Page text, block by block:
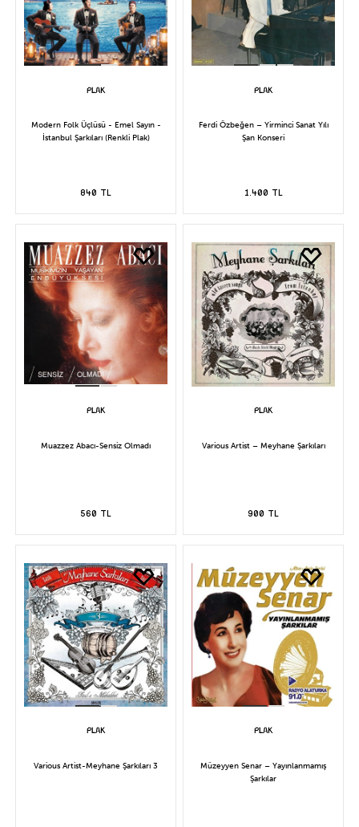
Modern Folk Üçlüsü - Emel Sayın -
İstanbul Şarkıları (Renkli Plak)
840 TL
Ferdi Özbeğen – Yirminci Sanat Yılı
Şan Konseri
1.400 TL
Muazzez Abacı-Sensiz Olmadı
560 TL
Various Artist – Meyhane Şarkıları
900 TL
Various Artist-Meyhane Şarkıları 3
Müzeyyen Senar – Yayınlanmamış
Şarkılar